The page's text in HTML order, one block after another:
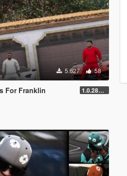
5.627 58
For Franklin 1.0.2845.0